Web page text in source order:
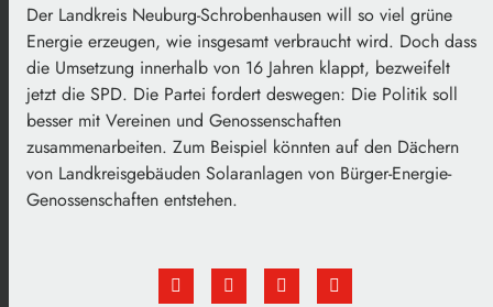
Der Landkreis Neuburg-Schrobenhausen will so viel grüne
Energie erzeugen, wie insgesamt verbraucht wird. Doch dass
die Umsetzung innerhalb von 16 Jahren klappt, bezweifelt
jetzt die SPD. Die Partei fordert deswegen: Die Politik soll
besser mit Vereinen und Genossenschaften
zusammenarbeiten. Zum Beispiel könnten auf den Dächern
von Landkreisgebäuden Solaranlagen von Bürger-Energie-
Genossenschaften entstehen.